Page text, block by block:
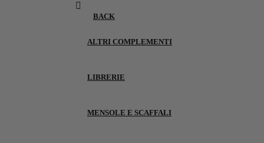
BACK
ALTRI COMPLEMENTI
LIBRERIE
MENSOLE E SCAFFALI